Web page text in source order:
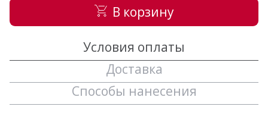
В корзину
Условия оплаты
Доставка
Способы нанесения